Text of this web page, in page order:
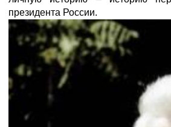
президента России.